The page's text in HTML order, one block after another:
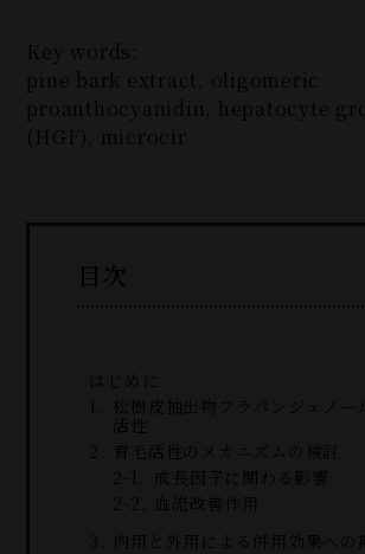
Key words:
pine bark extract, oligomeric
proanthocyanidin, hepatocyte
(HGF), microcir
目次
はじめに
松樹皮抽出物フラパンジェノー
活性
育毛活性のメカニズムの検討
成長因子に関わる影響
血流改善作用
内用と外用による併用効果への